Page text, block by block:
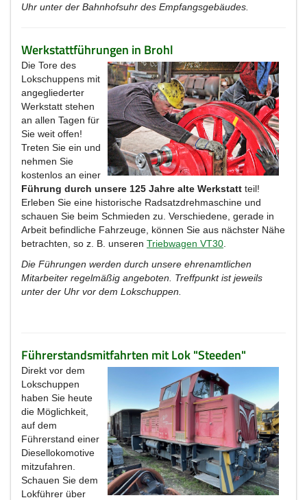
Uhr unter der Bahnhofsuhr des Empfangsgebäudes.
Werkstattführungen in Brohl
Die Tore des
Lokschuppens mit
angegliederter
Werkstatt stehen
an allen Tagen für
Sie weit offen!
Treten Sie ein und
nehmen Sie
kostenlos an einer
Führung durch unsere 125 Jahre alte Werkstatt teil!
Erleben Sie eine historische Radsatzdrehmaschine und
schauen Sie beim Schmieden zu. Verschiedene, gerade in
Arbeit befindliche Fahrzeuge, können Sie aus nächster Nähe
betrachten, so z. B. unseren Triebwagen VT30
Die Führungen werden durch unsere ehrenamtlichen
Mitarbeiter regelmäßig angeboten. Treffpunkt ist jeweils
unter der Uhr vor dem Lokschuppen.
Führerstandsmitfahrten mit Lok "Steeden"
Direkt vor dem
Lokschuppen
haben Sie heute
die Möglichkeit,
auf dem
Führerstand einer
Diesellokomotive
mitzufahren.
Schauen Sie dem
Lokführer über